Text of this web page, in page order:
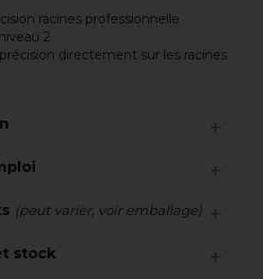
racines professionnelle
2
directement sur les racines
(peut varier, voir emballage)
stock